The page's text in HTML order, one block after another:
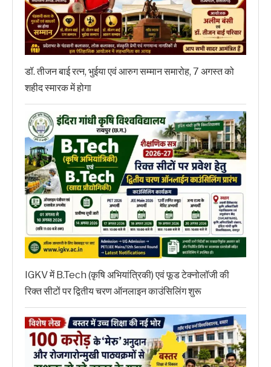
डॉ. तीजन बाई रत्न, भुईया एवं आरुग सम्मान समारोह, 7 अगस्त को
शहीद स्मारक में होगा
IGKV में B.Tech (कृषि अभियांत्रिकी) एवं फूड टेक्नोलॉजी की
रिक्त सीटों पर द्वितीय चरण ऑनलाइन काउंसिलिंग शुरू